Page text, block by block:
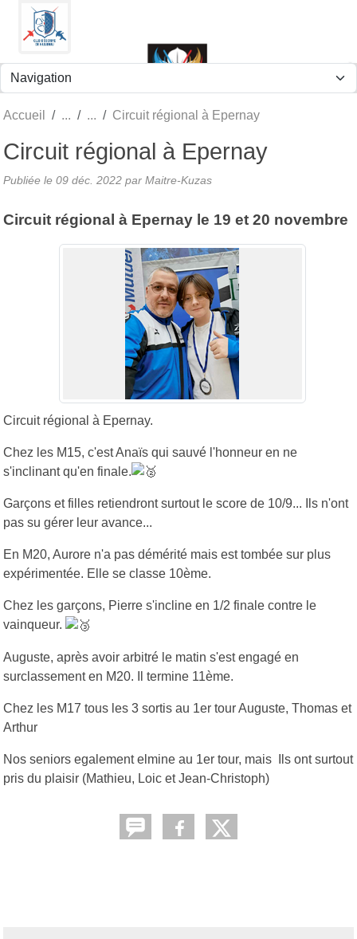
Accueil Circuit régional à Epernay
Circuit régional à Epernay
Publiée le 09 déc. 2022 par Maitre-Kuzas
Circuit régional à Epernay le 19 et 20 novembre
Circuit régional à Epernay.
Chez les M15, c'est Anaïs qui sauvé l'honneur en ne
s'inclinant qu'en finale.
Garçons et filles retiendront surtout le score de 10/9... Ils n'ont
pas su gérer leur avance...
En M20, Aurore n'a pas démérité mais est tombée sur plus
expérimentée. Elle se classe 10ème.
Chez les garçons, Pierre s'incline en 1/2 finale contre le
vainqueur.
Auguste, après avoir arbitré le matin s'est engagé en
surclassement en M20. Il termine 11ème.
Chez les M17 tous les 3 sortis au 1er tour Auguste, Thomas et
Arthur
Nos seniors egalement elmine au 1er tour, mais Ils ont surtout
pris du plaisir (Mathieu, Loic et Jean-Christoph)
Panneau de gestion des cookies